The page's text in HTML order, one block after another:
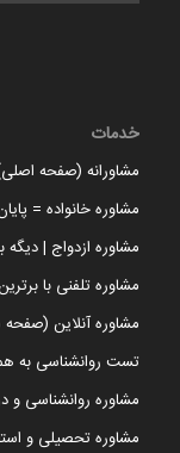
خدمات
مشاورانه (صفحه
مشاوره خانواده =
مشاوره ازدواج | دیگه
مشاوره تلفنی با
مشاوره آنلاین
تست روانشناسی به
مشاوره روانشناسی
مشاوره تحصیلی و